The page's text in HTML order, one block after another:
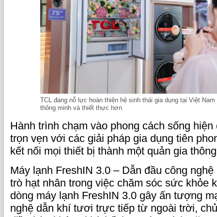
TCL đang nỗ lực hoàn thiện hệ sinh thái gia dụng tại Việt
thông minh và thiết thực hơn
Hành trình chạm vào phong cách sống
trọn vẹn với các giải pháp gia dụng tiên
kết nối mọi thiết bị thành một quản gia
Máy lạnh FreshIN 3.0 – Dẫn đầu công
trò hạt nhân trong việc chăm sóc sức khỏe
dòng máy lạnh FreshIN 3.0 gây ấn tượng
nghệ dẫn khí tươi trực tiếp từ ngoài trời,